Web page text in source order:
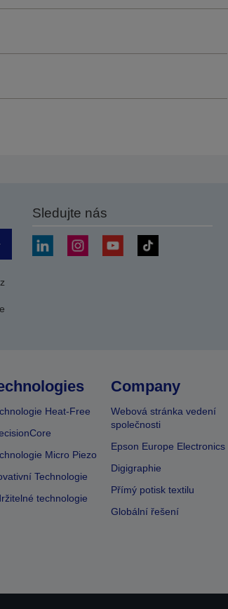
Sledujte nás
Heat-Free
Micro Piezo
Technologie
technologie
Company
Webová stránka vedení
společnosti
Epson Europe Electronics
Digigraphie
Přímý potisk textilu
Globální řešení